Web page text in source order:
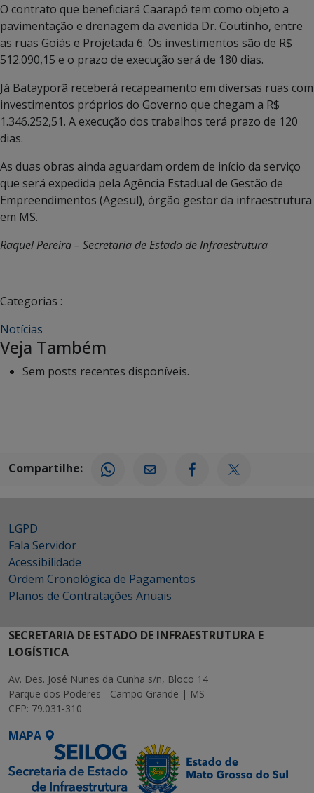
O contrato que beneficiará Caarapó tem como objeto a
pavimentação e drenagem da avenida Dr. Coutinho, entre
as ruas Goiás e Projetada 6. Os investimentos são de R$
512.090,15 e o prazo de execução será de 180 dias.
Já Batayporã receberá recapeamento em diversas ruas com
investimentos próprios do Governo que chegam a R$
1.346.252,51. A execução dos trabalhos terá prazo de 120
dias.
As duas obras ainda aguardam ordem de início da serviço
que será expedida pela Agência Estadual de Gestão de
Empreendimentos (Agesul), órgão gestor da infraestrutura
em MS.
Raquel Pereira – Secretaria de Estado de Infraestrutura
Categorias :
Notícias
Veja Também
Sem posts recentes disponíveis.
Compartilhe:
LGPD
Fala Servidor
Acessibilidade
Ordem Cronológica de Pagamentos
Planos de Contratações Anuais
SECRETARIA DE ESTADO DE INFRAESTRUTURA E
LOGÍSTICA
Av. Des. José Nunes da Cunha s/n, Bloco 14
Parque dos Poderes - Campo Grande | MS
CEP: 79.031-310
MAPA